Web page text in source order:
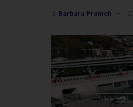
Barbara Premoli